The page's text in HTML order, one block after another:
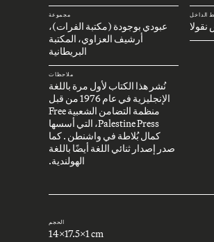
الداخل
نقولا
مجموعة
عبودي بوجودة (مكتبة الفرات)،
أرشيف العزاوي، المكتبة
البريطانية
ملاحظات
نُشر هذا الكتاب لأول مرة باللغة
الإنجليزية في عام 1976 من قبل
منظمة التضامن الشعبية Free
Palestine Press، التي أسسها
كمال بُلاطة في واشنطن . كما
صدر إصدار ثنائي اللغة أيضًا باللغة
الهولندية.
الحجم
14x17.5x1 cm